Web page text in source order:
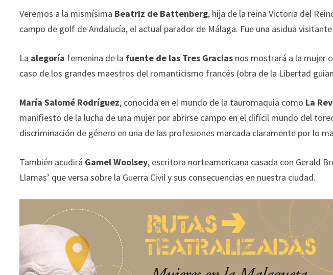
Veremos a la mismísima Beatriz de Battenberg, hija de la reina Victoria del
campo de golf de Andalucía, el actual parador de Málaga. Fue una asidua
La alegoría femenina de la fuente de las Tres Gracias nos mostrará a la mujer
caso de los grandes maestros del romanticismo francés (obra de la Libertad
María Salomé Rodríguez, conocida en el mundo de la tauromaquia como La
manifiesto de la lucha de una mujer por abrirse campo en el difícil mundo del
discriminación de género en una de las profesiones marcada claramente por lo
También acudirá Gamel Woolsey, escritora norteamericana casada con Gerald
Llamas’ que versa sobre la Guerra Civil y sus consecuencias en nuestra ciudad.